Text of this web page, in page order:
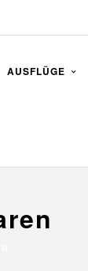
AUSFLÜGE